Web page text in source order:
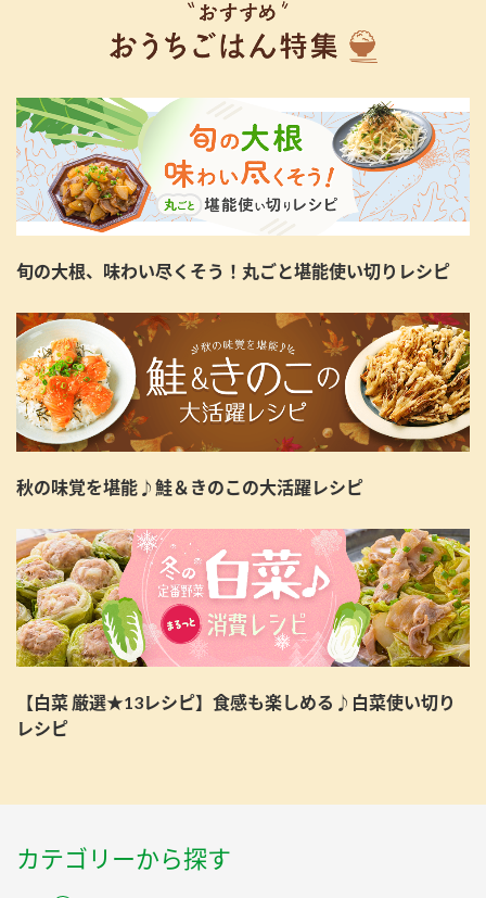
旬の大根、味わい尽くそう！丸ごと堪能使い切りレシピ
秋の味覚を堪能♪鮭＆きのこの大活躍レシピ
【白菜 厳選★13レシピ】食感も楽しめる♪白菜使い切り
レシピ
カテゴリーから探す